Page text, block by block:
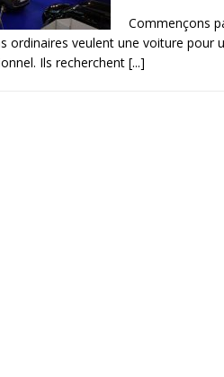
Commençons
ordinaires veulent une voiture pour
Ils recherchent [...]